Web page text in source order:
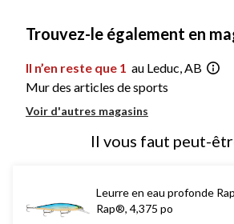
Trouvez-le également en
Il n’en reste que 1 au Leduc, AB
Mur des articles de sports
Voir d'autres magasins
Il vous faut peut-
Leurre en eau profonde
Rap®, 4,375 po